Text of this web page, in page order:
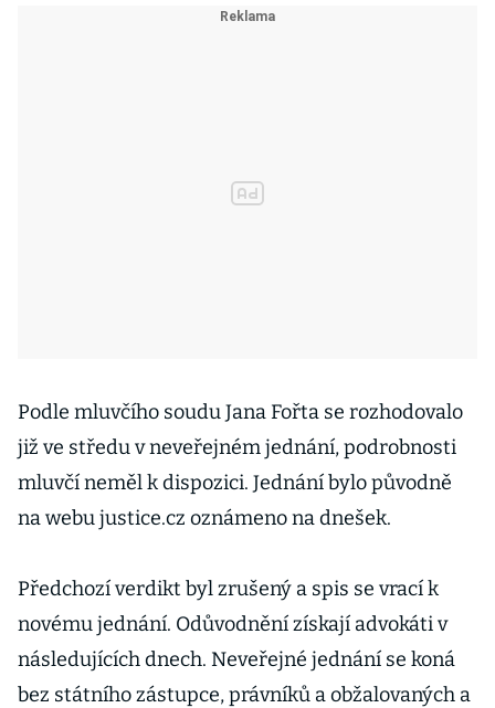
Podle mluvčího soudu Jana Fořta se rozhodovalo
již ve středu v neveřejném jednání, podrobnosti
mluvčí neměl k dispozici. Jednání bylo původně
na webu justice.cz oznámeno na dnešek.
Předchozí verdikt byl zrušený a spis se vrací k
novému jednání. Odůvodnění získají advokáti v
následujících dnech. Neveřejné jednání se koná
bez státního zástupce, právníků a obžalovaných a